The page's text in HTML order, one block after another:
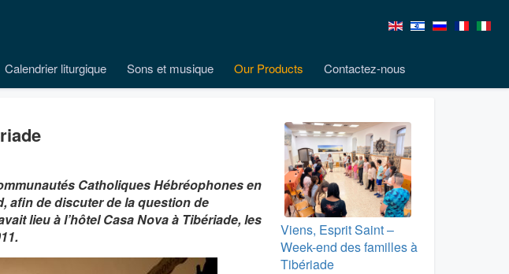
Calendrier liturgique Sons et musique Our Products Contactez-nous
Catholiques Hébréophones en
afin de discuter de la question de
lieu à l’hôtel Casa Nova à Tibériade, les
Viens, Esprit Saint –
Week-end des familles à
Tibériade